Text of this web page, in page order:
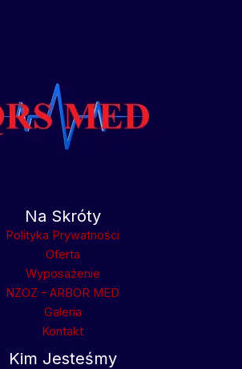
Na Skróty
Polityka Prywatności
Oferta
Wyposażenie
NZOZ – ARBOR MED
Galeria
Kontakt
Kim Jesteśmy